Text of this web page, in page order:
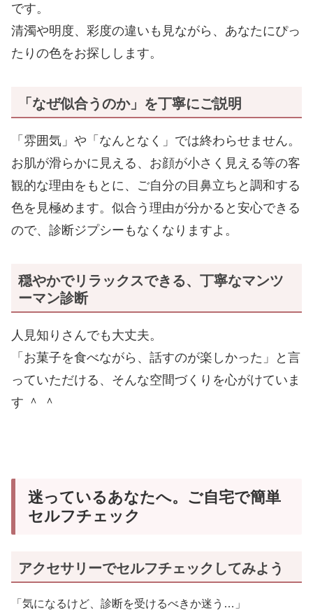
です。
清濁や明度、彩度の違いも見ながら、あなたにぴっ
たりの色をお探しします。
「なぜ似合うのか」を丁寧にご説明
「雰囲気」や「なんとなく」では終わらせません。
お肌が滑らかに見える、お顔が小さく見える等の客
観的な理由をもとに、ご自分の目鼻立ちと調和する
色を見極めます。似合う理由が分かると安心できる
ので、診断ジプシーもなくなりますよ。
穏やかでリラックスできる、丁寧なマンツ
ーマン診断
人見知りさんでも大丈夫。
「お菓子を食べながら、話すのが楽しかった」と言
っていただける、そんな空間づくりを心がけていま
す ＾ ＾
迷っているあなたへ。ご自宅で簡単
セルフチェック
アクセサリーでセルフチェックしてみよう
「気になるけど、診断を受けるべきか迷う…」